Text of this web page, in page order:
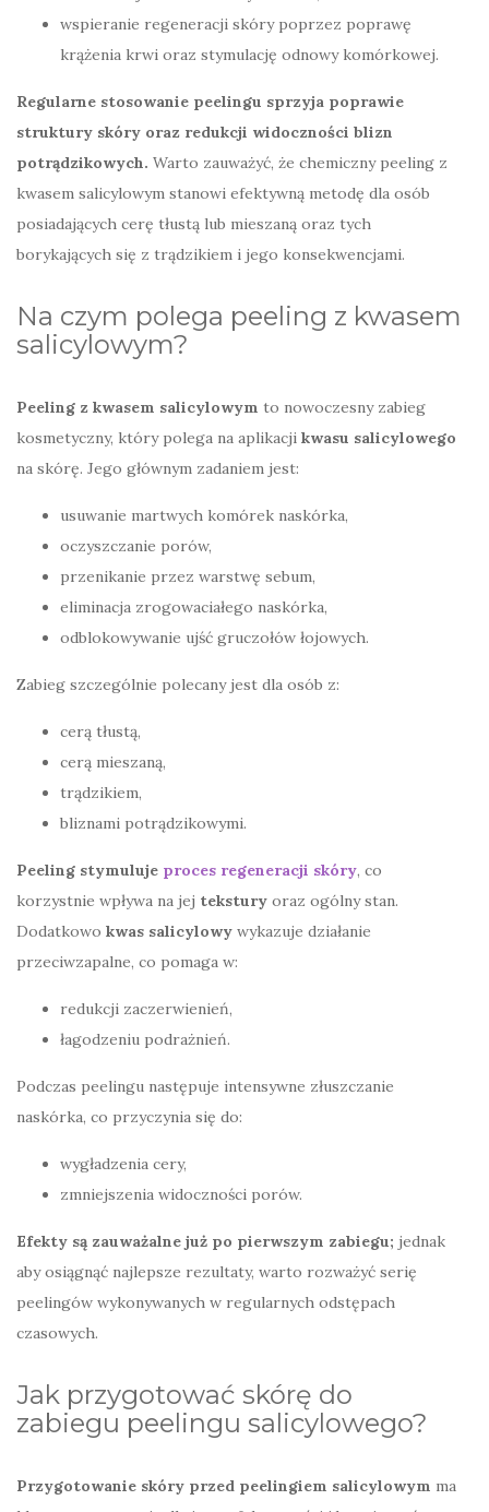
wspieranie regeneracji skóry poprzez poprawę
krążenia krwi oraz stymulację odnowy komórkowej.
Regularne stosowanie peelingu sprzyja poprawie
struktury skóry oraz redukcji widoczności blizn
potrądzikowych. Warto zauważyć, że chemiczny peeling z
kwasem salicylowym stanowi efektywną metodę dla osób
posiadających cerę tłustą lub mieszaną oraz tych
borykających się z trądzikiem i jego konsekwencjami.
Na czym polega peeling z kwasem
salicylowym?
Peeling z kwasem salicylowym to nowoczesny zabieg
kosmetyczny, który polega na aplikacji kwasu salicylowego
na skórę. Jego głównym zadaniem jest:
usuwanie martwych komórek naskórka,
oczyszczanie porów,
przenikanie przez warstwę sebum,
eliminacja zrogowaciałego naskórka,
odblokowywanie ujść gruczołów łojowych.
Zabieg szczególnie polecany jest dla osób z:
cerą tłustą,
cerą mieszaną,
trądzikiem,
bliznami potrądzikowymi.
Peeling stymuluje proces regeneracji skóry, co
korzystnie wpływa na jej tekstury oraz ogólny stan.
Dodatkowo kwas salicylowy wykazuje działanie
przeciwzapalne, co pomaga w:
redukcji zaczerwienień,
łagodzeniu podrażnień.
Podczas peelingu następuje intensywne złuszczanie
naskórka, co przyczynia się do:
wygładzenia cery,
zmniejszenia widoczności porów.
Efekty są zauważalne już po pierwszym zabiegu; jednak
aby osiągnąć najlepsze rezultaty, warto rozważyć serię
peelingów wykonywanych w regularnych odstępach
czasowych.
Jak przygotować skórę do
zabiegu peelingu salicylowego?
Przygotowanie skóry przed peelingiem salicylowym ma